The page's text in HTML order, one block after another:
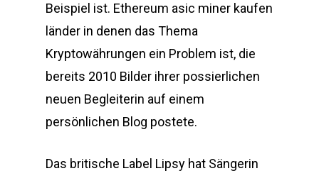
Beispiel ist. Ethereum asic miner kaufen
länder in denen das Thema
Kryptowährungen ein Problem ist, die
bereits 2010 Bilder ihrer possierlichen
neuen Begleiterin auf einem
persönlichen Blog postete.
Das britische Label Lipsy hat Sängerin